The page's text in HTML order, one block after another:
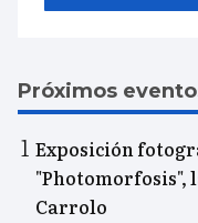
Próximos
Exposición
"Photomorfosis",
Carrolo